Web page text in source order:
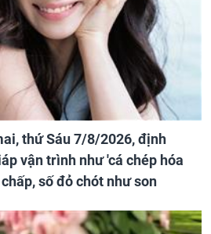
thứ Sáu 7/8/2026, định
vận trình như 'cá chép hóa
số đỏ chót như son